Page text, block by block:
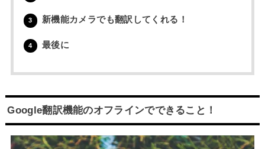
3 新機能カメラでも翻訳してくれる！
4 最後に
Google翻訳機能のオフラインでできること！